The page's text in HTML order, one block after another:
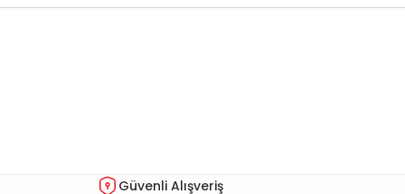
Güvenli Alışveriş